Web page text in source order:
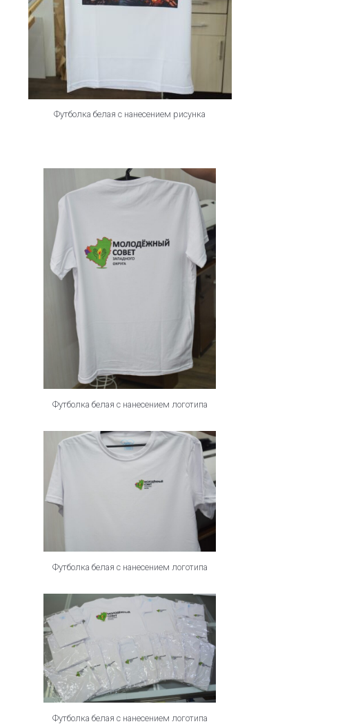
Футболка белая с нанесением рисунка
Футболка белая с нанесением логотипа
Футболка белая с нанесением логотипа
Футболка белая с нанесением логотипа